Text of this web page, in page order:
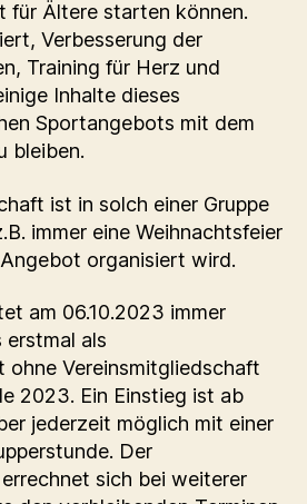
für Ältere starten können.
Verbesserung der
Training für Herz und
Inhalte dieses
Sportangebots mit dem
bleiben.
ist in solch einer Gruppe
immer eine Weihnachtsfeier
organisiert wird.
am 06.10.2023 immer
als
ohne Vereinsmitgliedschaft
2023. Ein Einstieg ist ab
jederzeit möglich mit einer
Der
sich bei weiterer